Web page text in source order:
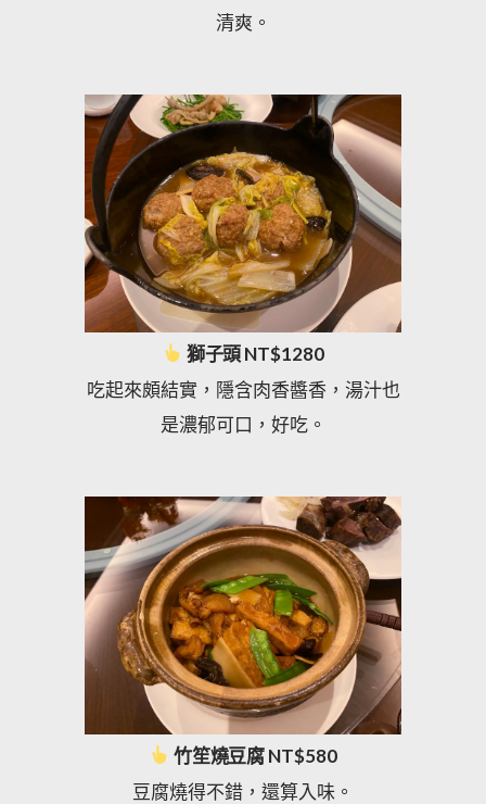
清爽。
獅子頭 NT$1280
吃起來頗結實，隱含肉香醬香，湯汁也
是濃郁可口，好吃。
竹笙燒豆腐 NT$580
豆腐燒得不錯，還算入味。